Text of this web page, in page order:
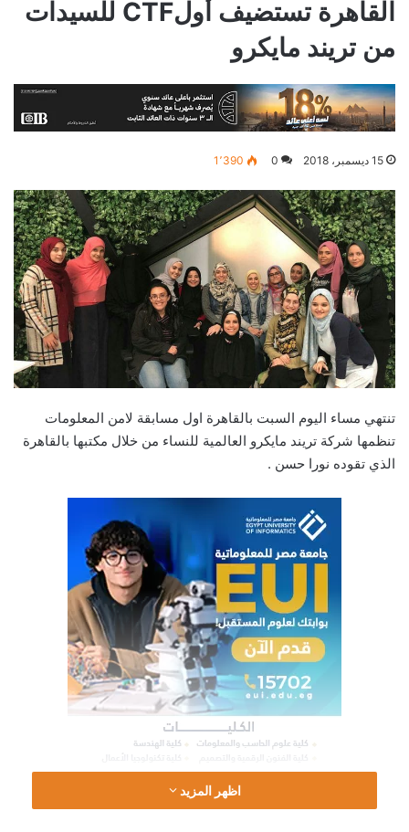
القاهرة تستضيف أولCTF للسيدات
من تريند مايكرو
15 ديسمبر، 2018 0 1٬390
تنتهي مساء اليوم السبت بالقاهرة اول مسابقة لامن المعلومات
تنظمها شركة تريند مايكرو العالمية للنساء من خلال مكتبها بالقاهرة
الذي تقوده نورا حسن .
اظهر المزيد